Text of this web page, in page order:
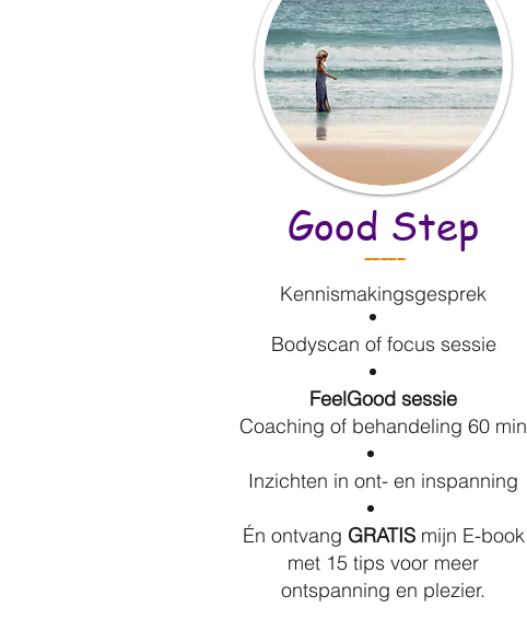
Good Step
-----
Kennismakingsgesprek
Bodyscan of focus sessie
FeelGood sessie
Coaching of behandeling 60 min
Inzichten in ont- en inspanning
Én ontvang GRATIS mijn E-book
met 15 tips voor meer
ontspanning en plezier.